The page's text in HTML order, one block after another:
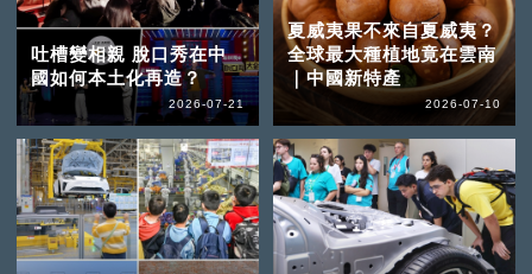
吐槽變相親 脫口秀在中
國如何本土化再造？
2026-07-21
夏威夷果不來自夏威夷？
全球最大種植地竟在雲南
｜中國新特產
2026-07-10